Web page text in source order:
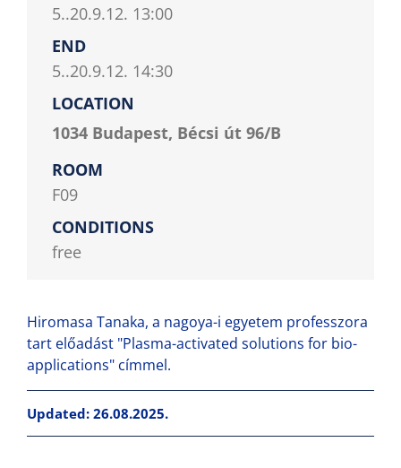
5..20.9.12. 13:00
END
5..20.9.12. 14:30
LOCATION
1034 Budapest, Bécsi út 96/B
ROOM
F09
CONDITIONS
free
Hiromasa Tanaka, a nagoya-i egyetem professzora
tart előadást "Plasma-activated solutions for bio-
applications" címmel.
Updated: 26.08.2025.